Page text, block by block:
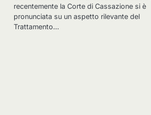
recentemente la Corte di Cassazione si è
pronunciata su un aspetto rilevante del
Trattamento…